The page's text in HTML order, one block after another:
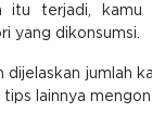
itu terjadi, kamu
yang dikonsumsi.
dijelaskan jumlah
tips lainnya